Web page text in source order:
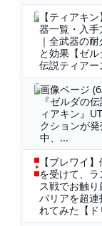
【ティアキ
器一覧・入手
｜全武器の
と効果【ゼル
伝説ティアー
画像ページ
『ゼルダの
ィアキン』
クションが発
中、...
【ブレワイ
を受けて、ラ
ス戦でお触り
バリアを超連
れてみた【ド